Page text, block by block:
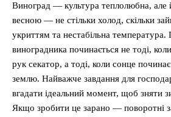
Виноград — культура теплолюбна, але
весною — не стільки холод, скільки
укриттям та нестабільна
виноградника починається не тоді,
рук секатор, а тоді, коли сонце
землю. Найважче завдання для
вгадати ідеальний момент, щоб зняти
Якщо зробити це зарано — поворотні